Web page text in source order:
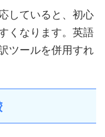
していると、初心
くなります。英語
ツールを併用すれ